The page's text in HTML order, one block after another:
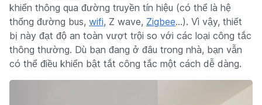
khiển thông qua đường truyền tín hiệu (có thể là hệ
thống đường bus, wifi, Z wave, Zigbee…). Vì vậy, thiết
bị này đạt độ an toàn vượt trội so với các loại công tắc
thông thường. Dù bạn đang ở đâu trong nhà, bạn vẫn
có thể điều khiển bật tắt công tắc một cách dễ dàng.